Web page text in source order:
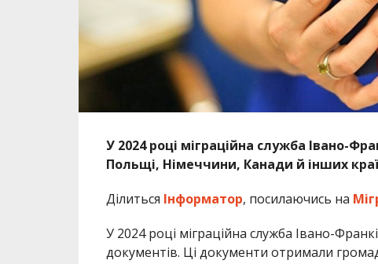
У 2024 році міграційна служба Івано-
Польщі, Німеччини, Канади й інших
Ділиться Інформатор, посилаючись на
У 2024 році міграційна служба Івано-
документів. Ці документи отримали